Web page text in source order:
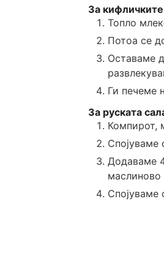
За кифличките
Топло
Потоа се
Оставаме
Ги печеме
За руската
Компирот,
Спојуваме
Додаваме
маслиново
Спојуваме